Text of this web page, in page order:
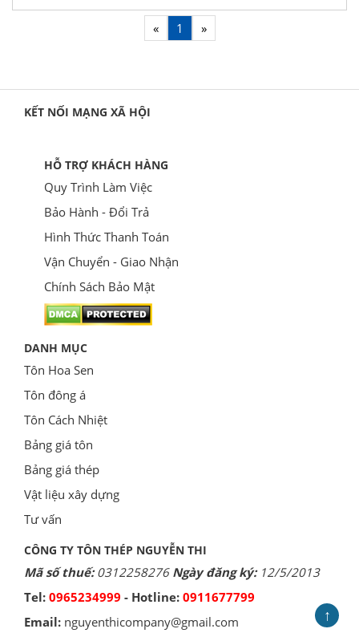
« 1 »
KẾT NỐI MẠNG XÃ HỘI
HỖ TRỢ KHÁCH HÀNG
Quy Trình Làm Việc
Bảo Hành - Đổi Trả
Hình Thức Thanh Toán
Vận Chuyển - Giao Nhận
Chính Sách Bảo Mật
DANH MỤC
Tôn Hoa Sen
Tôn đông á
Tôn Cách Nhiệt
Bảng giá tôn
Bảng giá thép
Vật liệu xây dựng
Tư vấn
CÔNG TY TÔN THÉP NGUYỄN THI
Mã số thuế:0312258276Ngày đăng ký: 12/5/2013
Tel: 0965234999 - Hotline: 0911677799
Email: nguyenthicompany@gmail.com ↑